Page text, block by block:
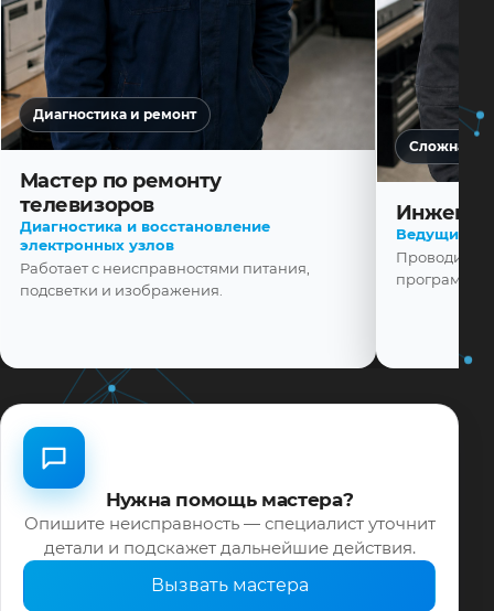
Диагностика и ремонт
Мастер по ремонту
телевизоров
Диагностика и восстановление
электронных узлов
Работает с неисправностями питания,
подсветки и изображения.
Сложная
Ведущий
Проводит
Нужна помощь мастера?
Опишите неисправность — специалист уточнит
детали и подскажет дальнейшие действия.
Вызвать мастера